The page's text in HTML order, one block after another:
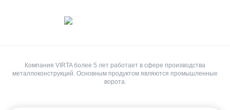
Компания VIRTA более 5 лет работает в сфере производства
металлоконструкций. Основным продуктом являются промышленные
ворота.